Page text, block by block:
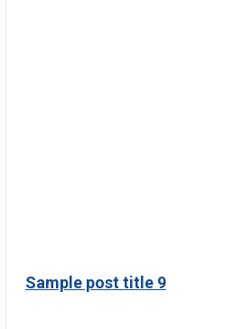
Sample post title 9